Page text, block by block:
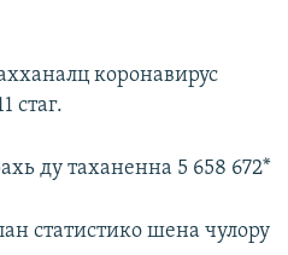
коронавирус
стаг.
ду таханенна 5 658 672*
статистико шена чулору